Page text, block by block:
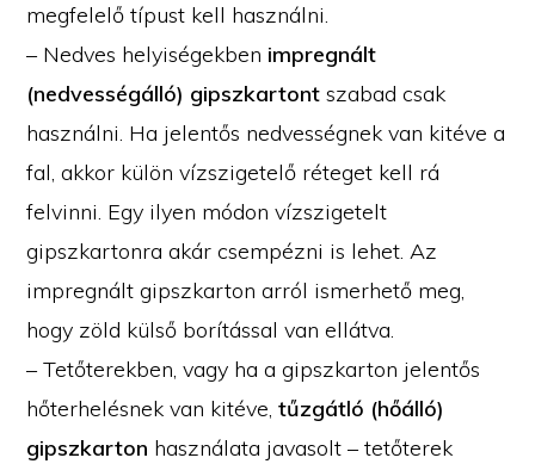
megfelelő típust kell használni.
– Nedves helyiségekben impregnált
(nedvességálló) gipszkartont szabad csak
használni. Ha jelentős nedvességnek van kitéve a
fal, akkor külön vízszigetelő réteget kell rá
felvinni. Egy ilyen módon vízszigetelt
gipszkartonra akár csempézni is lehet. Az
impregnált gipszkarton arról ismerhető meg,
hogy zöld külső borítással van ellátva.
– Tetőterekben, vagy ha a gipszkarton jelentős
hőterhelésnek van kitéve,tűzgátló (hőálló)
gipszkarton használata javasolt – tetőterek